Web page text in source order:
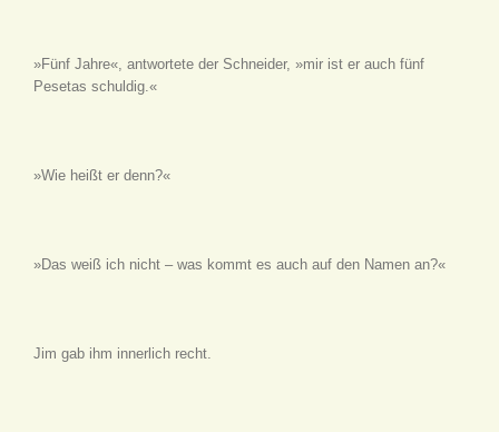
»Fünf Jahre«, antwortete der Schneider, »mir ist er auch fünf
Pesetas schuldig.«
»Wie heißt er denn?«
»Das weiß ich nicht – was kommt es auch auf den Namen an?«
Jim gab ihm innerlich recht.